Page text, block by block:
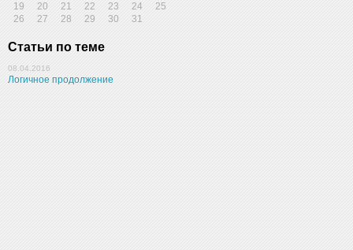
19
20 21 22 23 24
25
26
27 28 29 30 31
Статьи по теме
08.04.2016
Логичное продолжение